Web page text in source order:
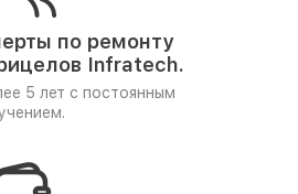
по ремонту
Infratech.
5 лет с постоянным